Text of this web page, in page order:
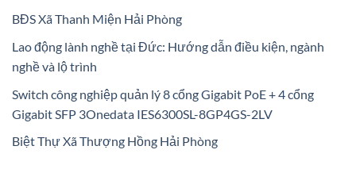
BĐS Xã Thanh Miện Hải Phòng
Lao động lành nghề tại Đức: Hướng dẫn điều kiện, ngành
nghề và lộ trình
Switch công nghiệp quản lý 8 cổng Gigabit PoE + 4 cổng
Gigabit SFP 3Onedata IES6300SL-8GP4GS-2LV
Biệt Thự Xã Thượng Hồng Hải Phòng